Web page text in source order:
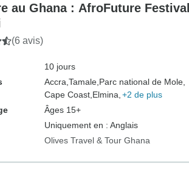
au Ghana : AfroFuture
(6 avis)
10 jours
Accra, Tamale, Parc national de Mole,
Cape Coast, Elmina, +2 de plus
Âges 15+
Uniquement en : Anglais
Olives Travel & Tour Ghana